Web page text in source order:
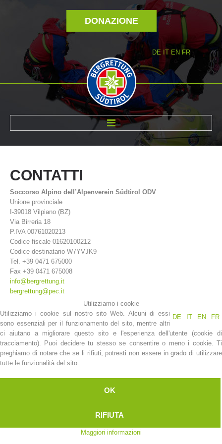
DONAZIONE
DE IT EN FR
La storia
CONTATTI
Soccorso Alpino dell’Alpenverein Südtirol ODV
Unione provinciale
I-39018 Vilpiano (BZ)
Via Birreria 18
P.IVA 00761020213
Codice fiscale 01620100212
Codice destinatario W7YVJK9
Tel. +39 0471 675000
Fax +39 0471 675008
info@bergrettung.it
bergrettung@pec.it
Utilizziamo i cookie
DE
IT EN FR
Utilizziamo i cookie sul nostro sito Web. Alcuni di essi
sono essenziali per il funzionamento del sito, mentre altri
ci aiutano a migliorare questo sito e l'esperienza dell'utente (cookie di
tracciamento). Puoi decidere tu stesso se consentire o meno i cookie. Ti
preghiamo di notare che se li rifiuti, potresti non essere in grado di utilizzare
tutte le funzionalità del sito.
OK
RIFIUTA
Maggiori informazioni